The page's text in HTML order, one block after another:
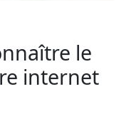
le
internet